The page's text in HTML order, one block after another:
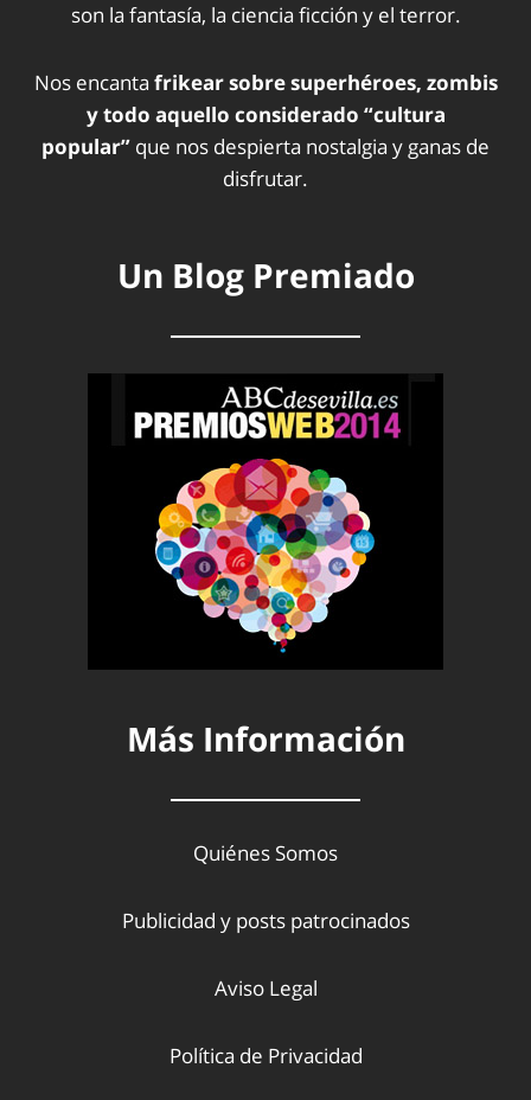
son la fantasía, la ciencia ficción y el terror.
Nos encanta frikear sobre superhéroes, zombis
y todo aquello considerado “cultura
popular” que nos despierta nostalgia y ganas de
disfrutar.
Un Blog Premiado
Más Información
Quiénes Somos
Publicidad y posts patrocinados
Aviso Legal
Política de Privacidad